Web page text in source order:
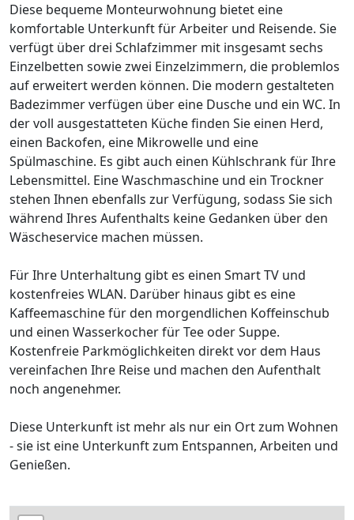
Diese bequeme Monteurwohnung bietet eine
komfortable Unterkunft für Arbeiter und Reisende. Sie
verfügt über drei Schlafzimmer mit insgesamt sechs
Einzelbetten sowie zwei Einzelzimmern, die problemlos
auf erweitert werden können. Die modern gestalteten
Badezimmer verfügen über eine Dusche und ein WC. In
der voll ausgestatteten Küche finden Sie einen Herd,
einen Backofen, eine Mikrowelle und eine
Spülmaschine. Es gibt auch einen Kühlschrank für Ihre
Lebensmittel. Eine Waschmaschine und ein Trockner
stehen Ihnen ebenfalls zur Verfügung, sodass Sie sich
während Ihres Aufenthalts keine Gedanken über den
Wäscheservice machen müssen.
Für Ihre Unterhaltung gibt es einen Smart TV und
kostenfreies WLAN. Darüber hinaus gibt es eine
Kaffeemaschine für den morgendlichen Koffeinschub
und einen Wasserkocher für Tee oder Suppe.
Kostenfreie Parkmöglichkeiten direkt vor dem Haus
vereinfachen Ihre Reise und machen den Aufenthalt
noch angenehmer.
Diese Unterkunft ist mehr als nur ein Ort zum Wohnen
- sie ist eine Unterkunft zum Entspannen, Arbeiten und
Genießen.